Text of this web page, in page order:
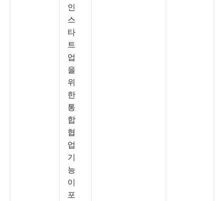
인
스
타
트
업
을
위
한
통
합
협
업
기
능
이
포